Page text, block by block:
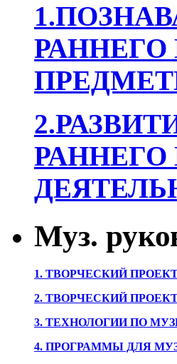
РАННЕГО
РАННЕГО
Муз.
1. ТВОРЧЕСКИЙ
2. ТВОРЧЕСКИЙ
3. ТЕХНОЛОГИИ ПО
4. ПРОГРАММЫ ДЛЯ